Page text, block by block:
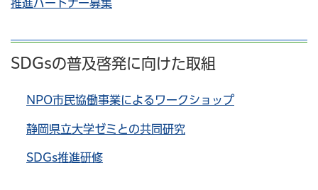
推進パートナー募集
SDGsの普及啓発に向けた取組
NPO市民協働事業によるワークショップ
静岡県立大学ゼミとの共同研究
SDGs推進研修